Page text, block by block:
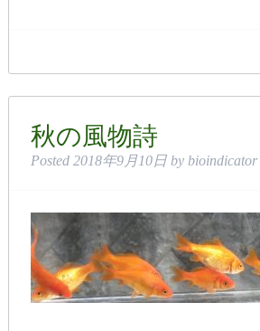
秋の風物詩
Posted 2018年9月10日 by bioindicator